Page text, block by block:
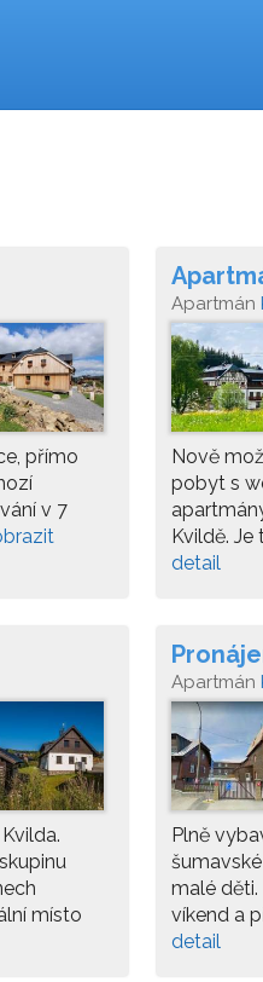
přímo
v 7
Apartmán
Nově
pobyt s
Kvildě. Je
detail
místo
Apartmán
Plně
malé
víkend a
detail